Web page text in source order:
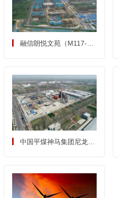
融信朗悦文苑（M117-
中国平煤神马集团尼龙科